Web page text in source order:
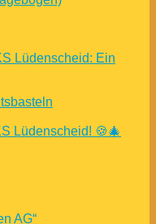
Lüdenscheid: Ein
Lüdenscheid! 🍪🎄
AG“